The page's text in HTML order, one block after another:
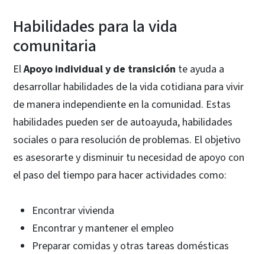
Habilidades para la vida
comunitaria
ElApoyo individual y de transición te ayuda a
desarrollar habilidades de la vida cotidiana para vivir
de manera independiente en la comunidad. Estas
habilidades pueden ser de autoayuda, habilidades
sociales o para resolución de problemas. El objetivo
es asesorarte y disminuir tu necesidad de apoyo con
el paso del tiempo para hacer actividades como:
Encontrar vivienda
Encontrar y mantener el empleo
Preparar comidas y otras tareas domésticas